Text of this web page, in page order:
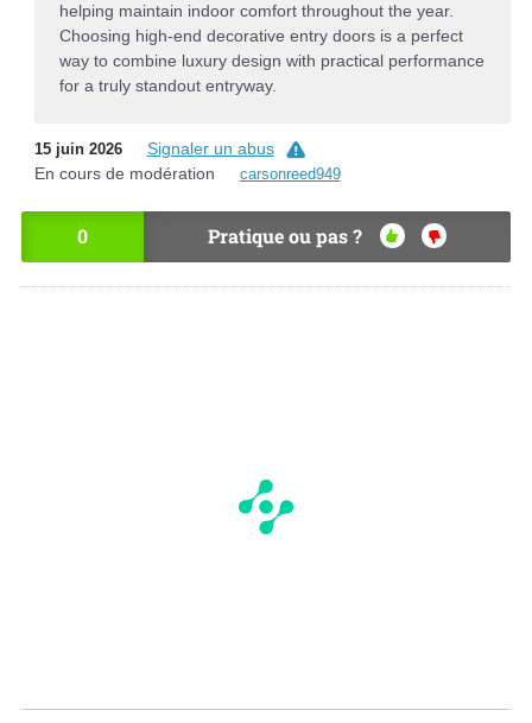
helping maintain indoor comfort throughout the year.
Choosing high-end decorative entry doors is a perfect
way to combine luxury design with practical performance
for a truly standout entryway.
15 juin 2026
Signaler un abus
En cours de modération
carsonreed949
0 Pratique ou pas ?
OU
I
NO